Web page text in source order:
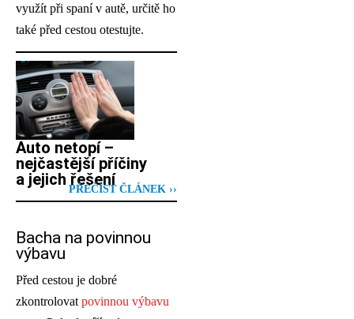
využít při spaní v autě, určitě ho
také před cestou otestujte.
Auto netopí –
nejčastější příčiny
a jejich řešení
PŘEČÍST ČLÁNEK ››
Bacha na povinnou
výbavu
Před cestou je dobré
zkontrolovat povinnou výbavu